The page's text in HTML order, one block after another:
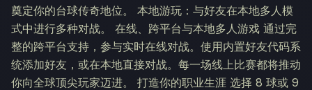
奠定你的台球传奇地位。 本地游玩：与好友在本地多人模
式中进行多种对战。 在线、跨平台与本地多人游戏 通过完
整的跨平台支持，参与实时在线对战。使用内置好友代码系
统添加好友，或在本地直接对战。每一场线上比赛都将推动
你向全球顶尖玩家迈进。 打造你的职业生涯 选择 8 球或 9